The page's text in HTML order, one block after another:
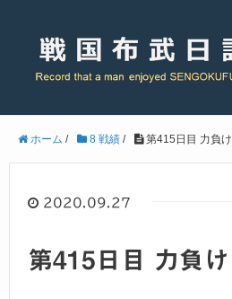
ホーム / 8 戦績 / 第415日目 力負け
2020.09.27
第415日目 力負け